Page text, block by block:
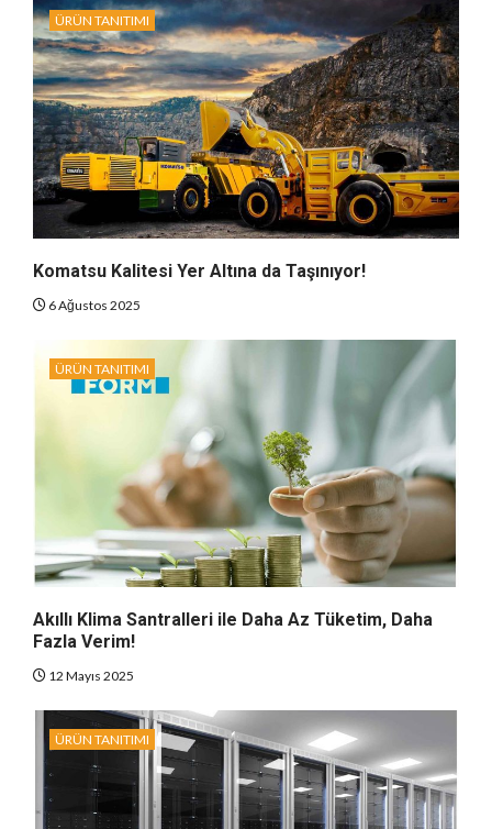
ÜRÜN TANITIMI
Komatsu Kalitesi Yer Altına da Taşınıyor!
6 Ağustos 2025
ÜRÜN TANITIMI
Akıllı Klima Santralleri ile Daha Az Tüketim, Daha
Fazla Verim!
12 Mayıs 2025
ÜRÜN TANITIMI